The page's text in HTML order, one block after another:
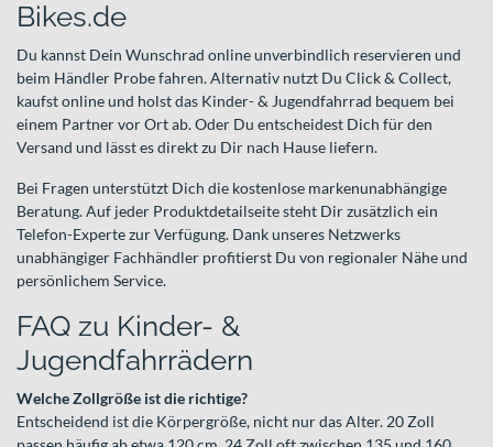
Bikes.de
Du kannst Dein Wunschrad online unverbindlich reservieren und
beim Händler Probe fahren. Alternativ nutzt Du Click & Collect,
kaufst online und holst das Kinder- & Jugendfahrrad bequem bei
einem Partner vor Ort ab. Oder Du entscheidest Dich für den
Versand und lässt es direkt zu Dir nach Hause liefern.
Bei Fragen unterstützt Dich die kostenlose markenunabhängige
Beratung. Auf jeder Produktdetailseite steht Dir zusätzlich ein
Telefon-Experte zur Verfügung. Dank unseres Netzwerks
unabhängiger Fachhändler profitierst Du von regionaler Nähe und
persönlichem Service.
FAQ zu Kinder- &
Jugendfahrrädern
Welche Zollgröße ist die richtige?
Entscheidend ist die Körpergröße, nicht nur das Alter. 20 Zoll